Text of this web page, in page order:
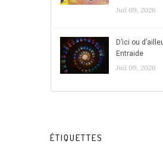
Juil 09, 2026
D’ici ou
Entraide
Juil 09, 2026
ÉTIQUETTES